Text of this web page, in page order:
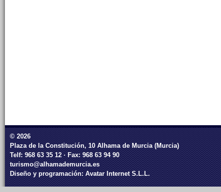
© 2026
Plaza de la Constitución, 10 Alhama de Murcia (Murcia)
Telf: 968 63 35 12 · Fax: 968 63 94 90
turismo@alhamademurcia.es
Diseño y programación:Avatar Internet S.L.L.